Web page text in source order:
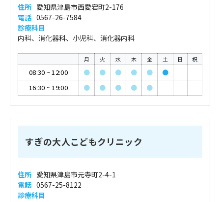
住所 愛知県津島市西愛宕町2-176
電話 0567-26-7584
診療科目
内科、消化器科、小児科、消化器内科
月 火 水 木 金 土 日 祝
08:30 ~12:00 ● ● ● ● ●
●
16:30 ~19:00 ● ● ● ● ●
すぎの大人こどもクリニック
住所 愛知県津島市元寺町2-4-1
電話 0567-25-8122
診療科目